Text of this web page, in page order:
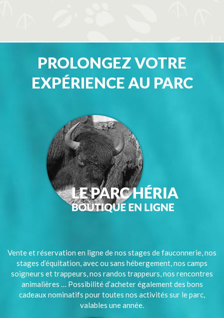
PROLONGEZ VOTRE
EXPÉRIENCE AU PARC
Vente et réservation en ligne de nos stages de fauconnerie, nos
stages d’équitation, avec ou sans hébergement, nos camps
soigneurs et trappeurs, nos randos trappeurs, nos rencontres
animalières … Possibilité d’acheter également des bons
cadeaux nominatifs pour toutes nos activités sur le parc,
valables une année.